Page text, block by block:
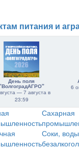
питания и
День поля
— 7 августа в
23:59
6
Сахарная
Соки,